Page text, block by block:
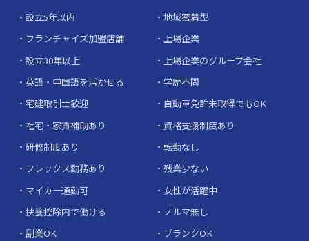
設立5年以内
地域密着型
フランチャイズ加盟店舗
上場企業
設立30年以上
上場企業のグループ会社
英語・中国語を活かせる
学歴不問
宅建取引士歓迎
自動車免許未取得でもOK
社宅・家賃補助あり
資格支援制度あり
研修制度あり
転勤なし
フレックス勤務あり
残業少ない
マイカー通勤可
女性が活躍中
扶養控除内で働ける
ノルマ無し
副業OK
ブランクOK